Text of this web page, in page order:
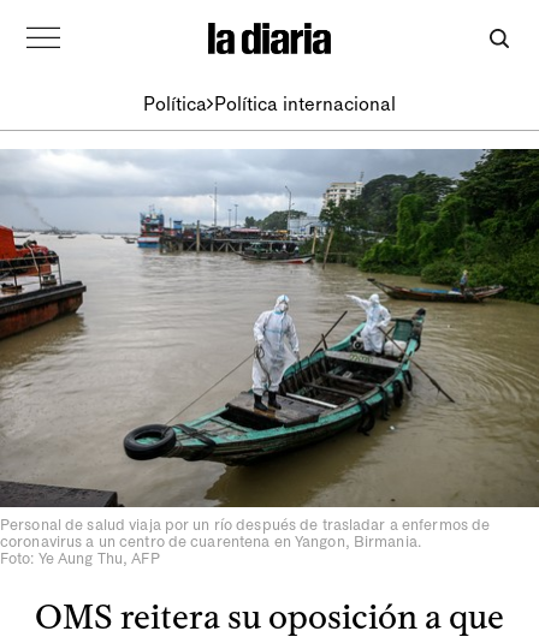
Política Política internacional
Personal de salud viaja por un río después de trasladar a enfermos de
coronavirus a un centro de cuarentena en Yangon, Birmania.
Foto: Ye Aung Thu, AFP
OMS reitera su oposición a que